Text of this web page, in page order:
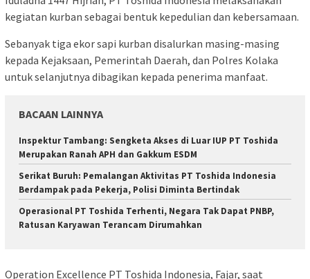
kegiatan kurban sebagai bentuk kepedulian dan kebersamaan.
Sebanyak tiga ekor sapi kurban disalurkan masing-masing
kepada Kejaksaan, Pemerintah Daerah, dan Polres Kolaka
untuk selanjutnya dibagikan kepada penerima manfaat.
BACAAN LAINNYA
Inspektur Tambang: Sengketa Akses di Luar IUP PT Toshida
Merupakan Ranah APH dan Gakkum ESDM
Serikat Buruh: Pemalangan Aktivitas PT Toshida Indonesia
Berdampak pada Pekerja, Polisi Diminta Bertindak
Operasional PT Toshida Terhenti, Negara Tak Dapat PNBP,
Ratusan Karyawan Terancam Dirumahkan
Operation Excellence PT Toshida Indonesia, Fajar, saat